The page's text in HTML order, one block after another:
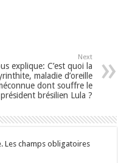
Next
explique: C’est quoi la
maladie d’oreille
dont souffre le
président brésilien Lula ?
Les champs obligatoires